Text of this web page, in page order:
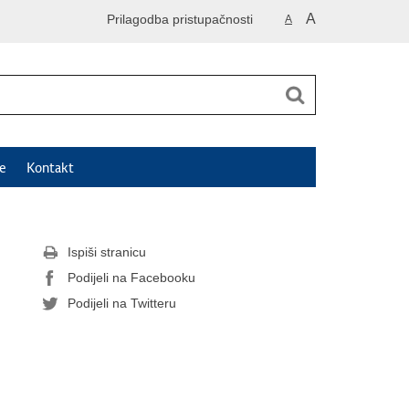
A A
Prilagodba pristupačnosti
Kontakt
Ispiši stranicu
Podijeli na Facebooku
Podijeli na Twitteru